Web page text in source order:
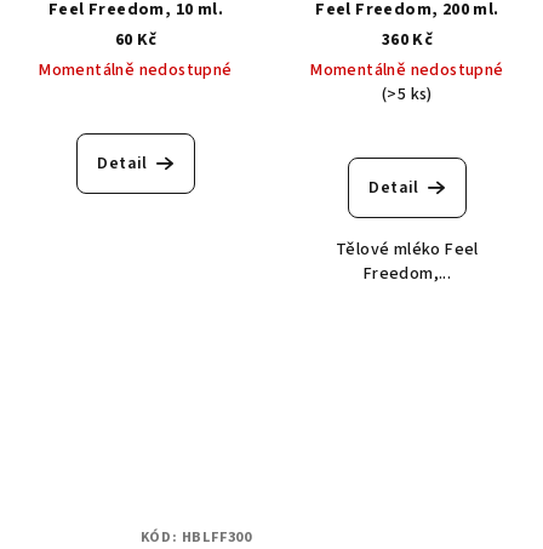
Feel Freedom, 10 ml.
60 Kč
Momentálně nedostupné
Detail
Feel Freedom, 200 ml.
360 Kč
Momentálně nedostupné
(>5 ks)
Detail
Tělové mléko Feel
Freedom,...
KÓD: HBLFF300